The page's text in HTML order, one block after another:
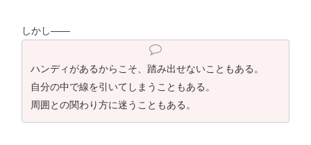
しかし——
ハンディがあるからこそ、踏み出せないこともある。
自分の中で線を引いてしまうこともある。
周囲との関わり方に迷うこともある。